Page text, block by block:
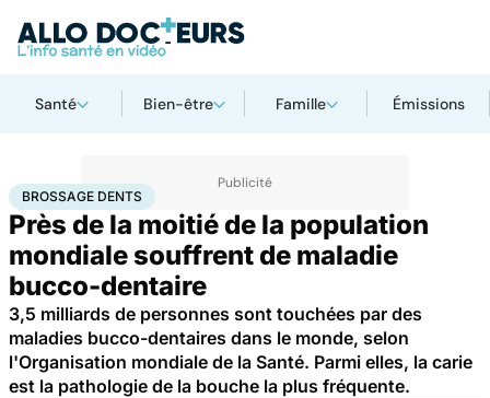
Santé Bien-être Famille Émissions
AccueilSantéMaladies Brossage dents
BROSSAGE DENTS
Près de la moitié de la population
mondiale souffrent de maladie
bucco-dentaire
3,5 milliards de personnes sont touchées par des
maladies bucco-dentaires dans le monde, selon
l'Organisation mondiale de la Santé. Parmi elles, la carie
est la pathologie de la bouche la plus fréquente.